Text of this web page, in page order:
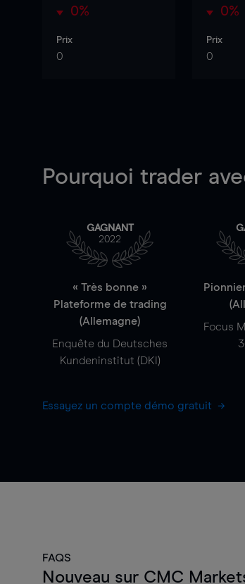
0%
Prix
0
0%
Prix
0
Pourquoi trader
GAGNANT
2022
« Très bonne »
Plateforme de trading
(Allemagne)
Enquête du Deutsches
Kundeninstitut (DKI)
Focus
Essayez un compte démo gratuit
FAQS
Nouveau sur CMC